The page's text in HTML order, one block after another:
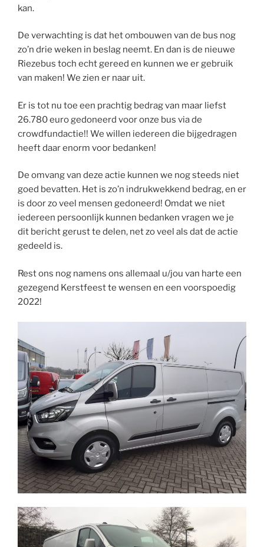
kan.
De verwachting is dat het ombouwen van de bus nog
zo’n drie weken in beslag neemt. En dan is de nieuwe
Riezebus toch echt gereed en kunnen we er gebruik
van maken! We zien er naar uit.
Er is tot nu toe een prachtig bedrag van maar liefst
26.780 euro gedoneerd voor onze bus via de
crowdfundactie!! We willen iedereen die bijgedragen
heeft daar enorm voor bedanken!
De omvang van deze actie kunnen we nog steeds niet
goed bevatten. Het is zo’n indrukwekkend bedrag, en er
is door zo veel mensen gedoneerd! Omdat we niet
iedereen persoonlijk kunnen bedanken vragen we je
dit bericht gerust te delen, net zo veel als dat de actie
gedeeld is.
Rest ons nog namens ons allemaal u/jou van harte een
gezegend Kerstfeest te wensen en een voorspoedig
2022!